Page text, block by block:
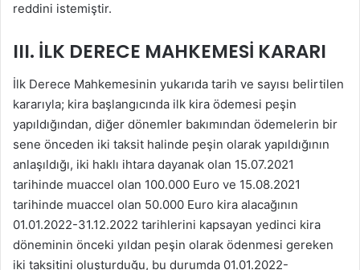
reddini istemiştir.
III. İLK DERECE MAHKEMESİ KARARI
İlk Derece Mahkemesinin yukarıda tarih ve sayısı belirtilen
kararıyla; kira başlangıcında ilk kira ödemesi peşin
yapıldığından, diğer dönemler bakımından ödemelerin bir
sene önceden iki taksit halinde peşin olarak yapıldığının
anlaşıldığı, iki haklı ihtara dayanak olan 15.07.2021
tarihinde muaccel olan 100.000 Euro ve 15.08.2021
tarihinde muaccel olan 50.000 Euro kira alacağının
01.01.2022-31.12.2022 tarihlerini kapsayan yedinci kira
döneminin önceki yıldan peşin olarak ödenmesi gereken
iki taksitini oluşturduğu, bu durumda 01.01.2022-